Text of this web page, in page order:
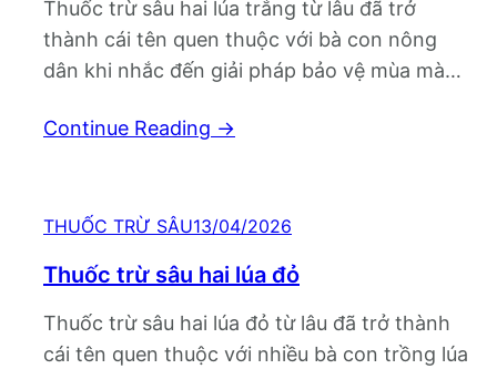
Thuốc trừ sâu hai lúa trắng từ lâu đã trở
thành cái tên quen thuộc với bà con nông
dân khi nhắc đến giải pháp bảo vệ mùa màng
thuần là một loại thuốc bảo vệ thực vật, sản
Continue Reading →
THUỐC TRỪ SÂU13/04/2026
Thuốc trừ sâu hai lúa đỏ
Thuốc trừ sâu hai lúa đỏ từ lâu đã trở thành
cái tên quen thuộc với nhiều bà con trồng lúa